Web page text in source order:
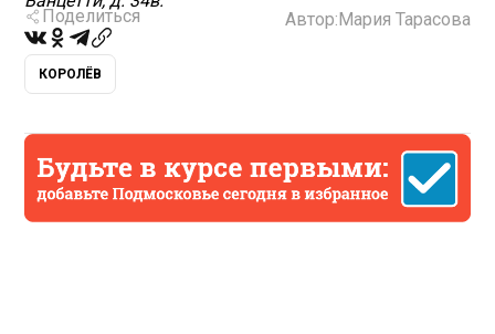
Поделиться Автор:Мария Тарасова
КОРОЛЁВ